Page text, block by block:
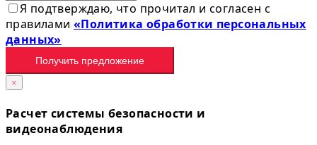
Я подтверждаю, что прочитал и согласен с
правилами«Политика обработки персональных
данных»
Получить предложение
×
Расчет системы безопасности и
видеонаблюдения